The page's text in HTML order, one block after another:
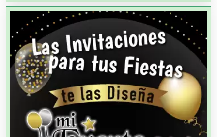
Albercas
Alimentos
Almacenaje